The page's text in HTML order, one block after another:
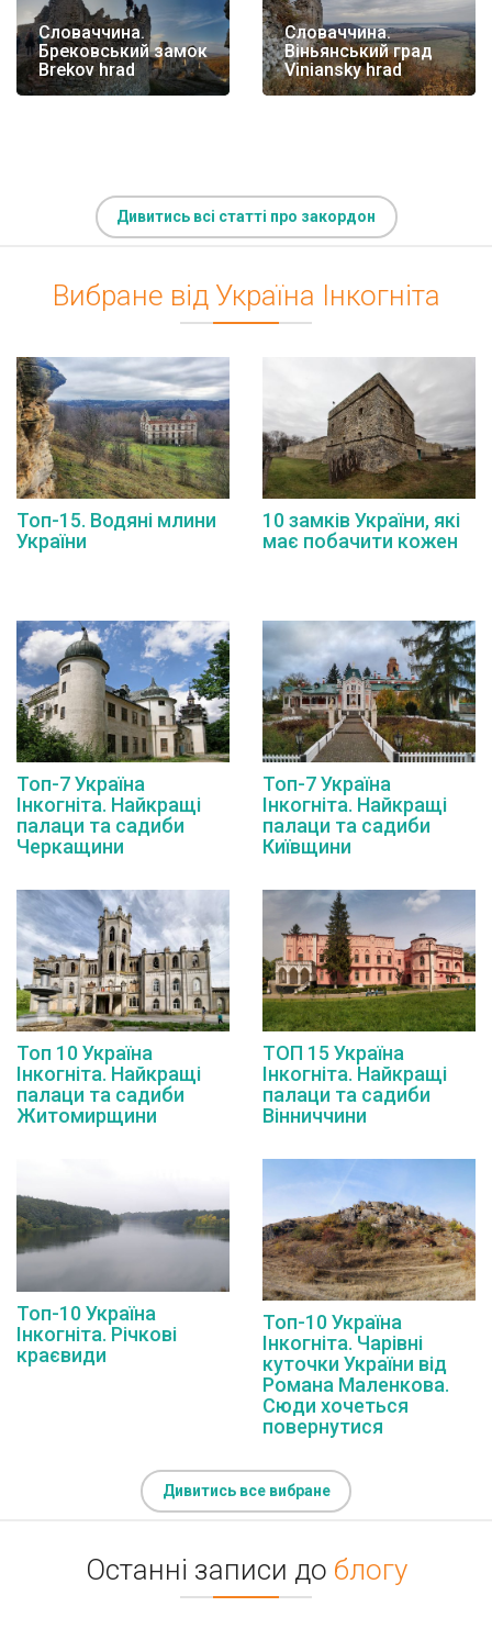
Словаччина.
Брековський замок
Brekov hrad
Словаччина.
Віньянський град
Viniansky hrad
Дивитись всі статті про закордон
Вибране від Україна Інкогніта
Топ-15. Водяні млини
України
10 замків України, які
має побачити кожен
Топ-7 Україна
Інкогніта. Найкращі
палаци та садиби
Черкащини
Топ-7 Україна
Інкогніта. Найкращі
палаци та садиби
Київщини
Топ 10 Україна
Інкогніта. Найкращі
палаци та садиби
Житомирщини
ТОП 15 Україна
Інкогніта. Найкращі
палаци та садиби
Вінниччини
Топ-10 Україна
Інкогніта. Річкові
краєвиди
Топ-10 Україна
Інкогніта. Чарівні
куточки України від
Романа Маленкова.
Сюди хочеться
повернутися
Дивитись все вибране
Останні записи до блогу